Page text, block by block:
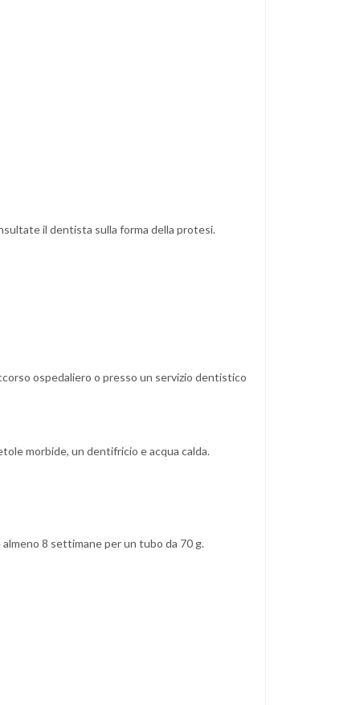
il dentista sulla forma della protesi.
ospedaliero o presso un servizio dentistico
morbide, un dentifricio e acqua calda.
8 settimane per un tubo da 70 g.